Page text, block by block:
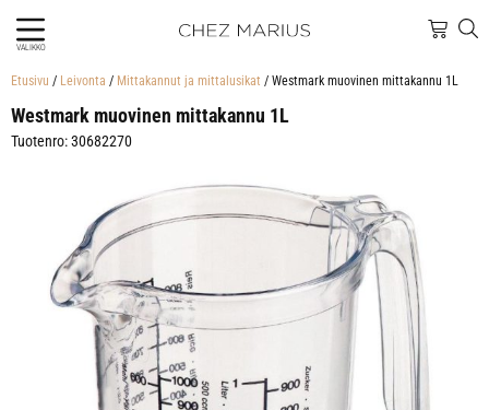
VALIKKO
Etusivu / Leivonta / Mittakannut ja mittalusikat / Westmark muovinen mittakannu 1L
Westmark muovinen mittakannu 1L
Tuotenro: 30682270